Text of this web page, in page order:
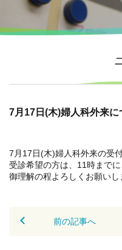
7月17日(木)婦人科外来に
7月17日(木)婦人科外来の受
受診希望の方は、11時までに
御理解の程よろしくお願いし
前の記事へ